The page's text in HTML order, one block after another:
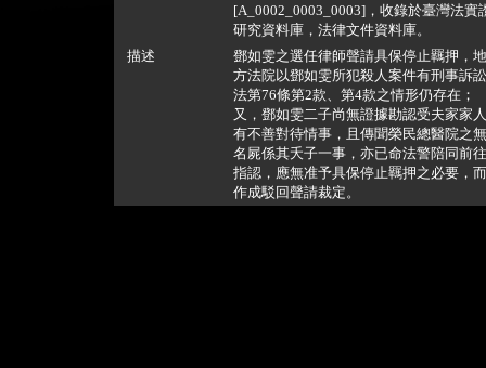
[A_0002_0003_0003]，收錄於臺灣法實
研究資料庫，法律文件資料庫。
描述
鄧如雯之選任律師聲請具保停止羈押，地
方法院以鄧如雯所犯殺人案件有刑事訴訟
法第76條第2款、第4款之情形仍存在；
又，鄧如雯二子尚無證據勘認受夫家家人
有不善對待情事，且傳聞榮民總醫院之無
名屍係其夭子一事，亦已命法警陪同前往
指認，應無准予具保停止羈押之必要，而
作成駁回聲請裁定。